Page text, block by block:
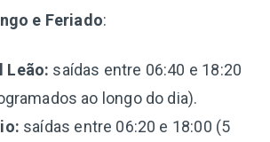
e Feriado:
Leão: saídas entre 06:40 e 18:20
ao longo do dia).
saídas entre 06:20 e 18:00 (5